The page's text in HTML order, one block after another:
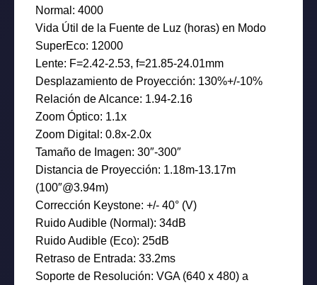
Normal: 4000
Vida Útil de la Fuente de Luz (horas) en Modo
SuperEco: 12000
Lente: F=2.42-2.53, f=21.85-24.01mm
Desplazamiento de Proyección: 130%+/-10%
Relación de Alcance: 1.94-2.16
Zoom Óptico: 1.1x
Zoom Digital: 0.8x-2.0x
Tamaño de Imagen: 30″-300″
Distancia de Proyección: 1.18m-13.17m
(100″@3.94m)
Corrección Keystone: +/- 40° (V)
Ruido Audible (Normal): 34dB
Ruido Audible (Eco): 25dB
Retraso de Entrada: 33.2ms
Soporte de Resolución: VGA (640 x 480) a